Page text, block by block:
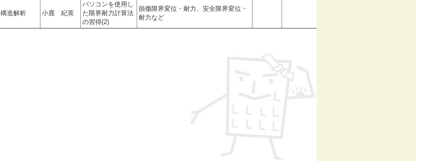
構造解析 小鹿 紀英
パソコンを使用し
た限界耐力計算法
の習得(2)
損傷限界変位・耐力、安全限界変位・
耐力など